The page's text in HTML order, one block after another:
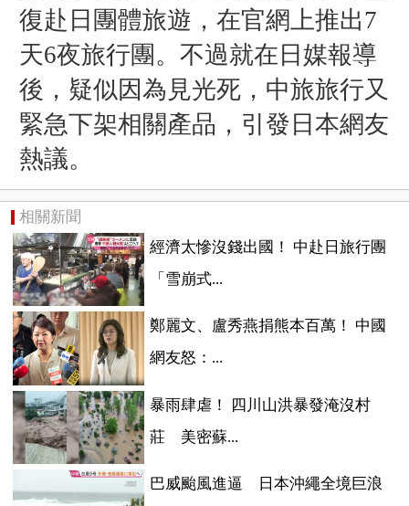
復赴日團體旅遊，在官網上推出7
天6夜旅行團。不過就在日媒報導
後，疑似因為見光死，中旅旅行又
緊急下架相關產品，引發日本網友
熱議。
相關新聞
經濟太慘沒錢出國！ 中赴日旅行團
「雪崩式...
鄭麗文、盧秀燕捐熊本百萬！ 中國
網友怒：...
暴雨肆虐！ 四川山洪暴發淹沒村
莊 美密蘇...
巴威颱風進逼 日本沖繩全境巨浪